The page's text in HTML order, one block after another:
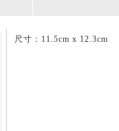
尺寸：11.5cm x 12.3cm